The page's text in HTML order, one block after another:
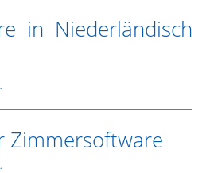
in Niederländisch
Zimmersoftware